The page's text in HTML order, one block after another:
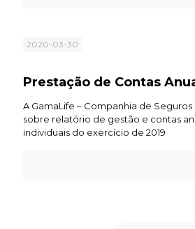
2020-03-30
Prestação de Contas
A GamaLife – Companhia de Seguros
sobre relatório de gestão e contas
individuais do exercício de 2019